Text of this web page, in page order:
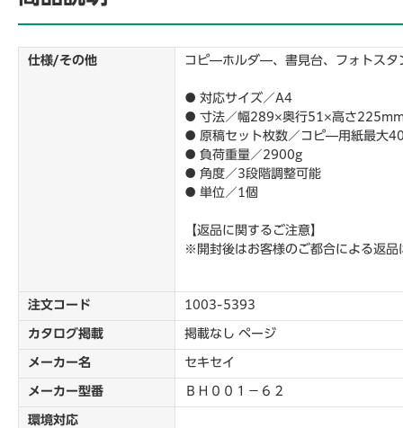
仕様/その他 コピ―ホルダ―、書見台、フォトスタ
● 対応サイズ／A4
● 寸法／幅289×奥行51×高さ
● 原稿セット枚数／コピ―用紙最大
● 負荷重量／2900g
● 角度／3段階調整可能
● 単位／1個
【返品に関するご注意】
※開封後はお客様のご都合による返品
注文コード 1003-5393
カタログ掲載 掲載なし ページ
メーカー名 セキセイ
メーカー型番 ＢＨ００１－６２
環境対応